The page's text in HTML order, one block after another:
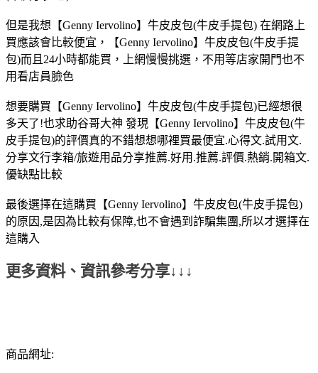
但是我想【Genny Iervolino】牛皮皮包(牛皮手提包) 在網路上
買應該會比較便宜，【Genny Iervolino】牛皮皮包(牛皮手提
包)而且24小時都能買，上網慢慢挑選，不用等店家開門也不
用看店員臉色
想要購買【Genny Iervolino】牛皮皮包(牛皮手提包)已經想很
多天了!也求助谷哥大神 發現【Genny Iervolino】牛皮皮包(牛
皮手提包)的評價真的不錯想想哪裡買最便宜.心得文.試用文.
分享文行李箱/旅遊用品分享推薦.好用.推薦.評價.熱銷.開箱文.
優缺點比較
最後選擇在這購買【Genny Iervolino】牛皮皮包(牛皮手提包)
的原因,是因為比較有保障,也不會遇到詐騙集團,所以才選擇在
這購入
更多資料、資訊參考分享↓↓↓
商品網址: